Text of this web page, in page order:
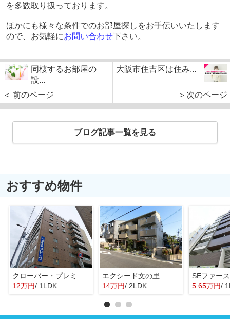
を多数取り扱っております。
ほかにも様々な条件でのお部屋探しをお手伝いいたします
ので、お気軽にお問い合わせ下さい。
同棲するお部屋の
設...
＜ 前のページ
大阪市住吉区は住み...
＞次のページ
ブログ記事一覧を見る
おすすめ物件
12万円/ 1LDK
エクシード文の里
14万円/ 2LDK
SEファー
5.65万円/